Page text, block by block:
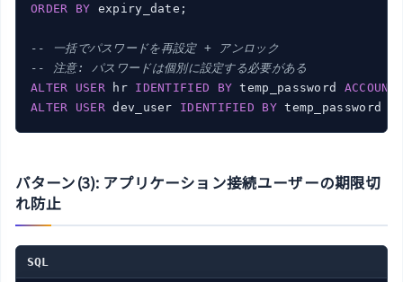
ORDER
BY expiry_date;
-- 一括でパスワードを再設定 + アンロック
-- 注意: パスワードは個別に設定する必要がある
ALTER
USER hr IDENTIFIED BY temp_password ACCOUNT
ALTER
USER dev_user IDENTIFIED BY temp_password
パターン(3): アプリケーション接続ユーザーの期限切
れ防止
SQL